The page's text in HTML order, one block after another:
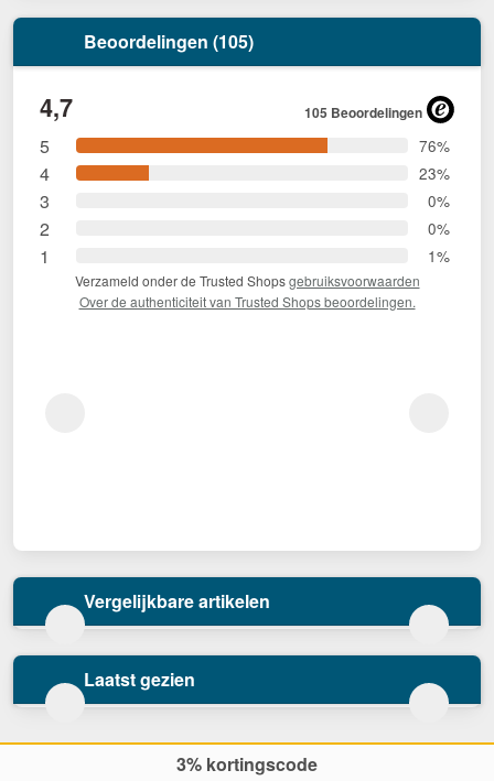
Beoordelingen (105)
4,7 105 Beoordelingen
5 76%
4 23%
3 0%
2 0%
1 1%
Verzameld onder de Trusted Shopsgebruiksvoorwaarden
Over de authenticiteit van Trusted Shops beoordelingen.
Vergelijkbare artikelen
Laatst gezien
3% kortingscode